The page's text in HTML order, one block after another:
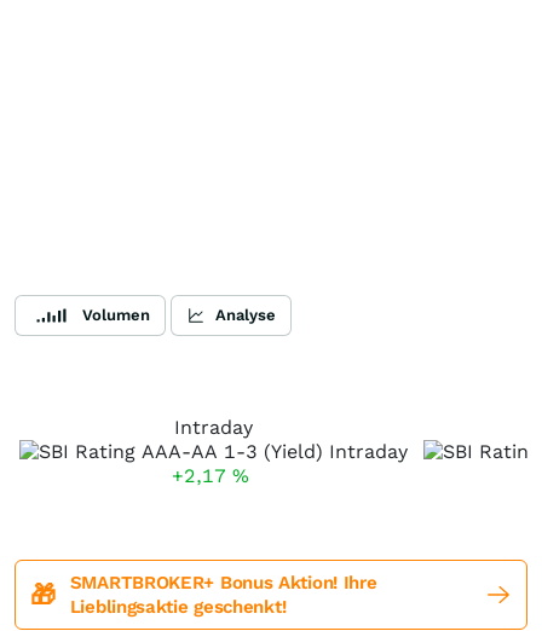
Volumen Analyse
Intraday
+2,17 %
🎁
SMARTBROKER+ Bonus Aktion! Ihre
Lieblingsaktie geschenkt!